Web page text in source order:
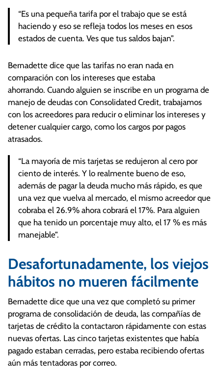
“Es una pequeña tarifa por el trabajo que se está
haciendo y eso se refleja todos los meses en esos
estados de cuenta. Ves que tus saldos bajan”.
Bernadette dice que las tarifas no eran nada en
comparación con los intereses que estaba
ahorrando. Cuando alguien se inscribe en un programa de
manejo de deudas con Consolidated Credit, trabajamos
con los acreedores para reducir o eliminar los intereses y
detener cualquier cargo, como los cargos por pagos
atrasados.
“La mayoría de mis tarjetas se redujeron al cero por
ciento de interés. Y lo realmente bueno de eso,
además de pagar la deuda mucho más rápido, es que
una vez que vuelva al mercado, el mismo acreedor que
cobraba el 26.9% ahora cobrará el 17%. Para alguien
que ha tenido un porcentaje muy alto, el 17 % es más
manejable”.
Desafortunadamente, los viejos
hábitos no mueren fácilmente
Bernadette dice que una vez que completó su primer
programa de consolidación de deuda, las compañías de
tarjetas de crédito la contactaron rápidamente con estas
nuevas ofertas. Las cinco tarjetas existentes que había
pagado estaban cerradas, pero estaba recibiendo ofertas
aún más tentadoras por correo.